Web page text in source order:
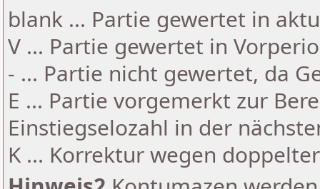
blank ... Partie gewertet in
V ... Partie gewertet in
- ... Partie nicht gewertet, da
E ... Partie vorgemerkt zur
Einstiegselozahl in der
K ... Korrektur wegen